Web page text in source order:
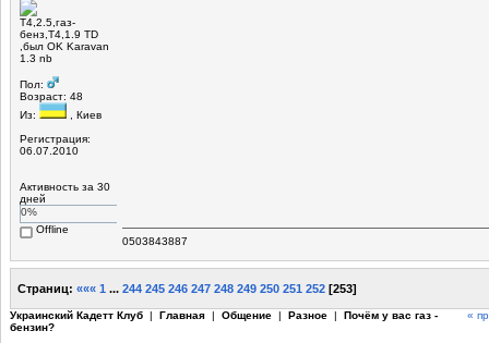
Т4,2.5,газ-
бенз,Т4,1.9 TD
,был OK Karavan
1.3 nb
Пол:
Возраст: 48
Из:
, Киев
Регистрация:
06.07.2010
Активность за 30
дней
0%
Offline
0503843887
Страниц: ««« 1 ... 244 245 246 247 248 249 250 251 252 [253]
Украинский Кадетт Клуб | Главная | Общение | Разное | Почём у вас газ -
бензин?
«